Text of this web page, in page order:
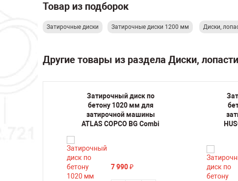
Товар из подборок
Затирочные диски Затирочные диски 1200 мм Диски,
Другие товары из раздела Диски,
Затирочный диск по
бетону 1020 мм для
затирочной машины
ATLAS COPCO BG Combi
7 990 ₽